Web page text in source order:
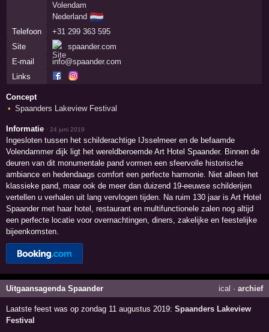
Volendam
Nederland 🇳🇱
Telefoon
+31 299 363 595
Site
spaander.com
E-mail
info@spaander.com
Links
Concept
Spaanders Lakeview Festival
Informatie ·24 juni 2019
Ingesloten tussen het schilderachtige IJsselmeer en de befaamde
Volendammer dijk ligt het wereldberoemde Art Hotel Spaander. Binnen de
deuren van dit monumentale pand vormen een sfeervolle historische
ambiance en hedendaags comfort een perfecte harmonie. Niet alleen het
klassieke pand, maar ook de meer dan duizend 19-eeuwse schilderijen
vertellen u verhalen uit lang vervlogen tijden. Na ruim 130 jaar is Art Hotel
Spaander met haar hotel, restaurant en multifunctionele zalen nog altijd
een perfecte locatie voor overnachtingen, diners, zakelijke en feestelijke
bijeenkomsten.
Uitgaansagenda Spaander ical · archief
Laatste feest was op zondag 11 augustus 2019:Spaanders Lakeview
Festival